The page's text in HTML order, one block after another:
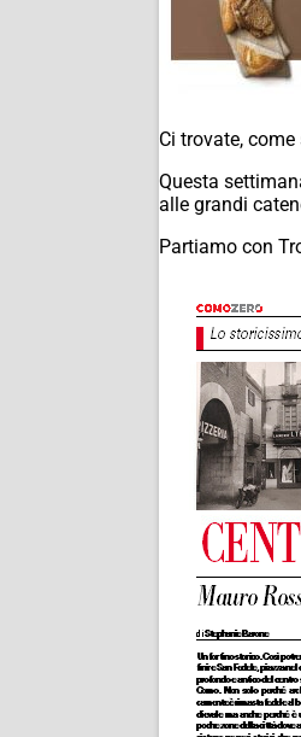
Ci trovate,
Questa
alle grandi
Partiamo con